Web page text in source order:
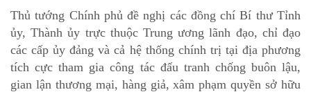
Thủ tướng Chính phủ đề nghị các đồng chí Bí thư Tỉnh
ủy, Thành ủy trực thuộc Trung ương lãnh đạo, chỉ đạo
các cấp ủy đảng và cả hệ thống chính trị tại địa phương
tích cực tham gia công tác đấu tranh chống buôn lậu,
gian lận thương mại, hàng giả, xâm phạm quyền sở hữu